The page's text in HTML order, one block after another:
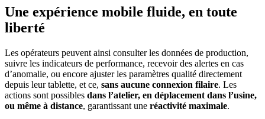
Une expérience mobile fluide, en toute
liberté
Les opérateurs peuvent ainsi consulter les données de production,
suivre les indicateurs de performance, recevoir des alertes en cas
d’anomalie, ou encore ajuster les paramètres qualité directement
depuis leur tablette, et ce, sans aucune connexion filaire. Les
actions sont possibles dans l’atelier, en déplacement dans l’usine,
ou même à distance, garantissant une réactivité maximale.